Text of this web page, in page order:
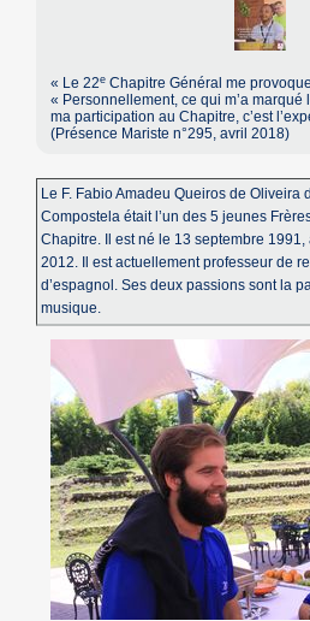
« Le 22e Chapitre Général me
« Personnellement, ce qui m’a marqué
ma participation au Chapitre, c’est
(Présence Mariste n°295, avril 2018)
Le F. Fabio Amadeu Queiros de Oliveira
Compostela était l’un des 5 jeunes
Chapitre. Il est né le 13 septembre 1991,
2012. Il est actuellement professeur de
d’espagnol. Ses deux passions sont la
musique.